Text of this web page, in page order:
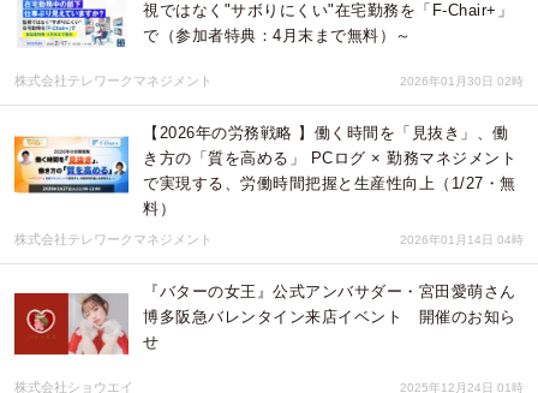
視ではなく"サボりにくい"在宅勤務を「F-Chair+」
で（参加者特典：4月末まで無料）～
株式会社テレワークマネジメント 2026年01月30日 02時
【2026年の労務戦略 】働く時間を「見抜き」、働
き方の「質を高める」 PCログ × 勤務マネジメント
で実現する、労働時間把握と生産性向上（1/27・無
料）
株式会社テレワークマネジメント 2026年01月14日 04時
『バターの女王』公式アンバサダー・宮田愛萌さん
博多阪急バレンタイン来店イベント 開催のお知ら
せ
株式会社ショウエイ 2025年12月24日 01時